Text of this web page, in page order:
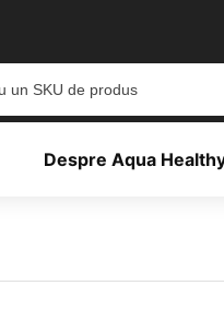
Despre Aqua